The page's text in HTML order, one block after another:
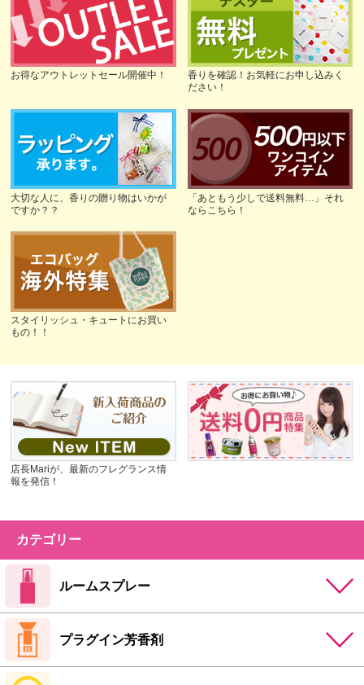
お得なアウトレットセール開催中！
香りを確認！お気軽にお申し込みく
ださい！
大切な人に、香りの贈り物はいかが
ですか？？
「あともう少しで送料無料…」それ
ならこちら！
スタイリッシュ・キュートにお買い
もの！！
店長Mariが、最新のフレグランス情
報を発信！
カテゴリー
ルームスプレー
プラグイン芳香剤